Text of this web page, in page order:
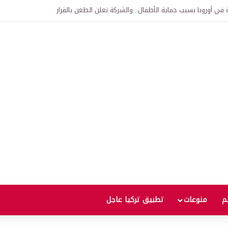
يورو على الحدود التركية البلغارية
منوعات تطبيق تركيا عاجل